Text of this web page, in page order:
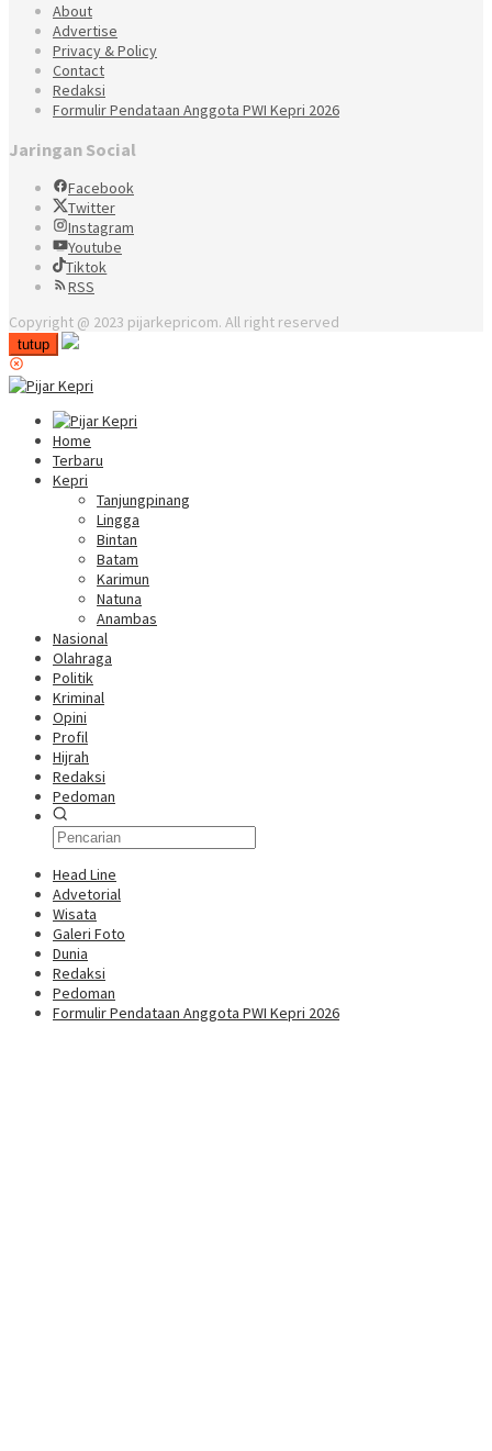
About
Advertise
Privacy & Policy
Contact
Redaksi
Formulir Pendataan Anggota PWI Kepri 2026
Jaringan Social
Facebook
Twitter
Instagram
Youtube
Tiktok
RSS
Copyright @ 2023 pijarkepricom. All right reserved
tutup
Home
Terbaru
Kepri
Tanjungpinang
Lingga
Bintan
Batam
Karimun
Natuna
Anambas
Nasional
Olahraga
Politik
Kriminal
Opini
Profil
Hijrah
Redaksi
Pedoman
Head Line
Advetorial
Wisata
Galeri Foto
Dunia
Redaksi
Pedoman
Formulir Pendataan Anggota PWI Kepri 2026